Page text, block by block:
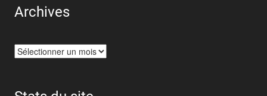
Archives
Archives